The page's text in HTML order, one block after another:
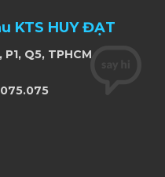
KTS HUY ĐẠT
Q5, TPHCM